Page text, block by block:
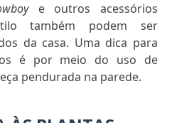
e outros acessórios
também podem ser
da casa. Uma dica para
é por meio do uso de
pendurada na parede.